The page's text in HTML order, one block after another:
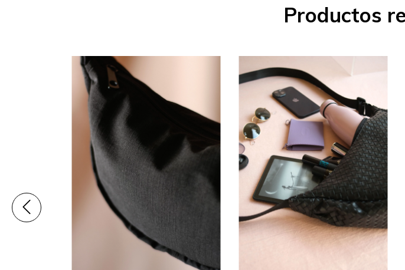
Productos